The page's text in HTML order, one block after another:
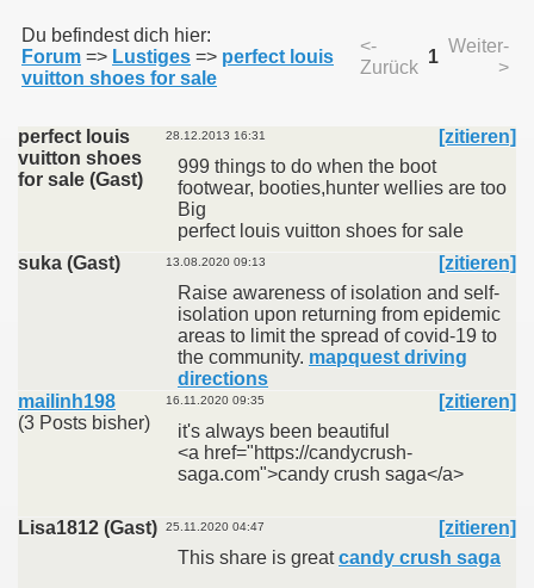
Du befindest dich hier:
Forum => Lustiges => perfect louis
vuitton shoes for sale
<-
Zurück
1
Weiter-
>
perfect louis
vuitton shoes
for sale (Gast)
28.12.2013 16:31
[zitieren]
999 things to do when the boot
footwear, booties,hunter wellies are too
Big
perfect louis vuitton shoes for sale
suka (Gast)
13.08.2020 09:13
[zitieren]
Raise awareness of isolation and self-
isolation upon returning from epidemic
areas to limit the spread of covid-19 to
the community. mapquest driving
directions
mailinh198
(3 Posts bisher)
16.11.2020 09:35
[zitieren]
it's always been beautiful
<a href="https://candycrush-
saga.com">candy crush saga</a>
Lisa1812 (Gast) 25.11.2020 04:47
[zitieren]
This share is greatcandy crush saga